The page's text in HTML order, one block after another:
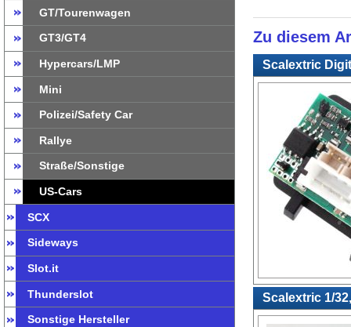
GT/Tourenwagen
GT3/GT4
Hypercars/LMP
Mini
Polizei/Safety Car
Rallye
Straße/Sonstige
US-Cars
SCX
Sideways
Slot.it
Thunderslot
Sonstige Hersteller
Zu diesem
Scalextric
Scalextric 1/